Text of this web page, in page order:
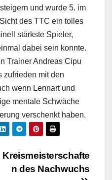
und wurde 5. im
des TTC ein tolles
stärkste Spieler,
dabei sein konnte.
Trainer Andreas Cipu
zufrieden mit den
wenn Lennart und
mentale Schwäche
verschenkt haben.
Kreismeisterschafte
n des Nachwuchs